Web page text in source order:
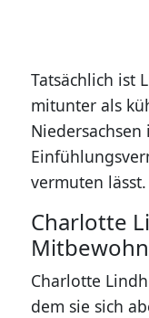
Tatsächlich ist
mitunter als
vermuten lässt.
Charlotte
Charlotte
dem sie sich